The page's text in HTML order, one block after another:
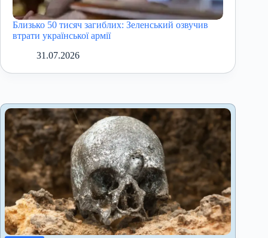
Близько 50 тисяч загиблих: Зеленський озвучив
втрати української армії
31.07.2026